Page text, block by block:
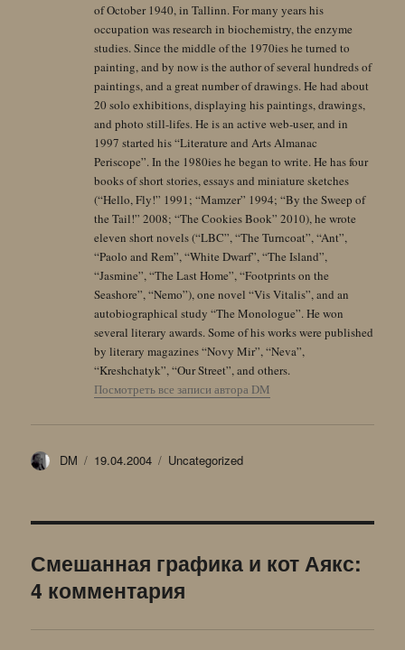
of October 1940, in Tallinn. For many years his
occupation was research in biochemistry, the enzyme
studies. Since the middle of the 1970ies he turned to
painting, and by now is the author of several hundreds of
paintings, and a great number of drawings. He had about
20 solo exhibitions, displaying his paintings, drawings,
and photo still-lifes. He is an active web-user, and in
1997 started his “Literature and Arts Almanac
Periscope”. In the 1980ies he began to write. He has four
books of short stories, essays and miniature sketches
(“Hello, Fly!” 1991; “Mamzer” 1994; “By the Sweep of
the Tail!” 2008; “The Cookies Book” 2010), he wrote
eleven short novels (“LBC”, “The Turncoat”, “Ant”,
“Paolo and Rem”, “White Dwarf”, “The Island”,
“Jasmine”, “The Last Home”, “Footprints on the
Seashore”, “Nemo”), one novel “Vis Vitalis”, and an
autobiographical study “The Monologue”. He won
several literary awards. Some of his works were published
by literary magazines “Novy Mir”, “Neva”,
“Kreshchatyk”, “Our Street”, and others.
Посмотреть все записи автора DM
Автор
DM Опубликовано
19.04.2004 Рубрики
Uncategorized
Смешанная графика и кот Аякс:
4 комментария